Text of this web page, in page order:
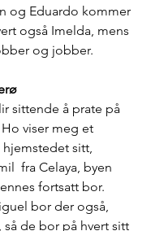
og Eduardo kommer
også Imelda, mens
og jobber.
sittende å prate på
viser meg et
hjemstedet sitt,
fra Celaya, byen
fortsatt bor.
bor der også,
så de bor på hvert sitt